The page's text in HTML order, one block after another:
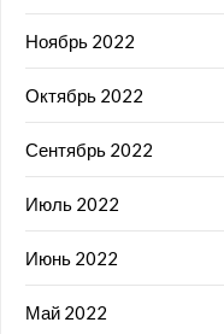
Ноябрь 2022
Октябрь 2022
Сентябрь 2022
Июль 2022
Июнь 2022
Май 2022